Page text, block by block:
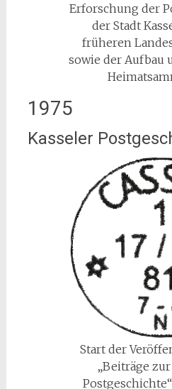
Erforschung der
der Stadt
früheren
sowie der Aufbau
1975
Kasseler
Start der
„Beiträge